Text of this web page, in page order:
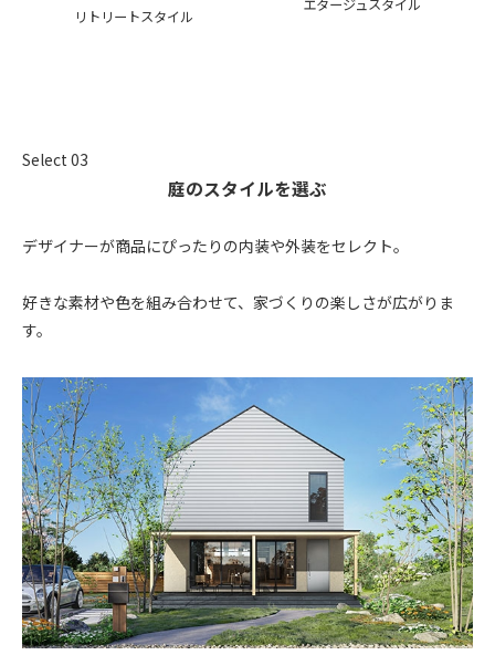
リトリートスタイル
エタージュスタイル
Select 03
庭のスタイルを選ぶ
デザイナーが商品にぴったりの内装や外装をセレクト。
好きな素材や色を組み合わせて、家づくりの楽しさが広がりま
す。